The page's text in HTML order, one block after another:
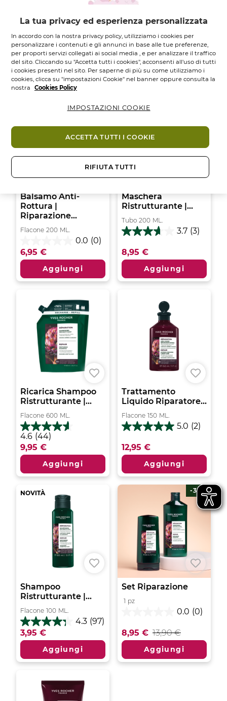
Ristrutturante |...
Flacone 300 ML.
5.0 (1)
5.0
su
5
stelle.
1
6,95 €
Aggiungi
Ristrutturante...
Flacone dosatore 100 ML.
3.5 (2)
3.5
su
5
stelle.
12,95 €
Aggiungi
Balsamo Anti-
Rottura |
Riparazione...
Flacone 200 ML.
0.0 (0)
su
5
stelle.
6,95 €
Aggiungi
Maschera
Ristrutturante |...
Tubo 200 ML.
3.7 (3)
3.7
5
stelle.
recensioni
8,95 €
Aggiungi
Ricarica Shampoo
Ristrutturante |...
Flacone 600 ML.
4.6 (44)
4.6
su
5
44
recensioni
9,95 €
Aggiungi
Trattamento
Liquido Riparatore...
Flacone 150 ML.
5.0 (2)
5.0
5
stelle.
recensioni
12,95 €
Aggiungi
NOVITÀ
Shampoo
Ristrutturante |...
Flacone 100 ML.
4.3 (97)
4.3
su
5
stelle.
97
3,95 €
Aggiungi
Set Riparazione
1 pz
0.0 (0)
5
stelle.
8,95 € 13,90 €
-35%
Aggiungi
La tua privacy ed esperienza personalizzata
In accordo con la nostra privacy policy, utilizziamo i cookies per
personalizzare i contenuti e gli annunci in base alle tue preferenze,
per proporti servizi collegati ai social media , e per analizzare il traffico
del sito. Cliccando su "Accetta tutti i cookies", acconsenti all'uso di tutti
i cookies presenti nel sito. Per saperne di più su come utilizziamo i
cookies, clicca su "impostazioni Cookie" nel banner oppure consulta la
nostra
Cookies Policy
RIFIUTA TUTTI
ACCETTA TUTTI I COOKIE
IMPOSTAZIONI COOKIE